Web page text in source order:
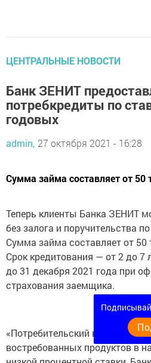
ЦЕНТРАЛЬНЫЕ НОВОСТИ
Банк ЗЕНИТ
потребкредиты по
годовых
admin, 27 октября 2021 - 16:28
Сумма займа составляет от 50
Теперь клиенты Банка ЗЕНИТ
без залога и поручительства
Сумма займа составляет от
Срок кредитования — от 2 до 7
до 31 декабря 2021 года при
страхования заемщика.
«Потребительский кредит —
востребованных продуктов в